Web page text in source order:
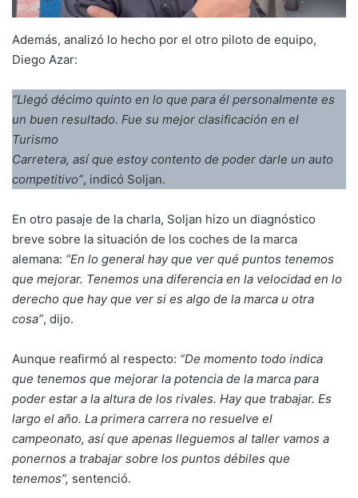
Además, analizó lo hecho por el otro piloto de equipo,
Diego Azar:
“Llegó décimo quinto en lo que para él personalmente es
un buen resultado. Fue su mejor clasificación en el
Turismo
Carretera, así que estoy contento de poder darle un auto
competitivo”, indicó Soljan.
En otro pasaje de la charla, Soljan hizo un diagnóstico
breve sobre la situación de los coches de la marca
alemana: “En lo general hay que ver qué puntos tenemos
que mejorar. Tenemos una diferencia en la velocidad en lo
derecho que hay que ver si es algo de la marca u otra
cosa”, dijo.
Aunque reafirmó al respecto: “De momento todo indica
que tenemos que mejorar la potencia de la marca para
poder estar a la altura de los rivales. Hay que trabajar. Es
largo el año. La primera carrera no resuelve el
campeonato, así que apenas lleguemos al taller vamos a
ponernos a trabajar sobre los puntos débiles que
tenemos”, sentenció.